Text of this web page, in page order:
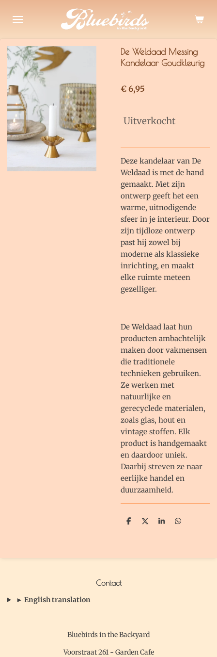
direct
de
hoofdinhoud
De Weldaad Messing
Kandelaar Goudkleurig
€ 6,95
Uitverkocht
Deze kandelaar van De
Weldaad is met de hand
gemaakt. Met zijn
ontwerp geeft het een
warme, uitnodigende
sfeer in je interieur. Door
zijn tijdloze ontwerp
past hij zowel bij
moderne als klassieke
inrichting, en maakt
elke ruimte meteen
gezelliger.
De Weldaad laat hun
producten ambachtelijk
maken door vakmensen
die traditionele
technieken gebruiken.
Ze werken met
natuurlijke en
gerecyclede materialen,
zoals glas, hout en
vintage stoffen. Elk
product is handgemaakt
en daardoor uniek.
Daarbij streven ze naar
eerlijke handel en
duurzaamheid.
D
D
S
D
Contact
► English translation
Bluebirds in the Backyard
Voorstraat 261 - Garden Cafe